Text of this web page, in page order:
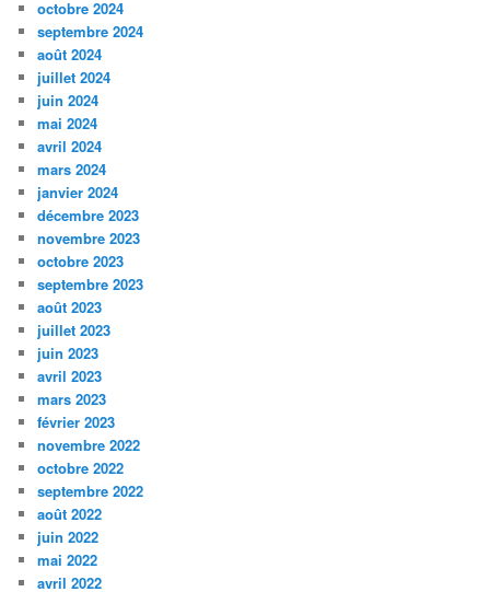
octobre 2024
septembre 2024
août 2024
juillet 2024
juin 2024
mai 2024
avril 2024
mars 2024
janvier 2024
décembre 2023
novembre 2023
octobre 2023
septembre 2023
août 2023
juillet 2023
juin 2023
avril 2023
mars 2023
février 2023
novembre 2022
octobre 2022
septembre 2022
août 2022
juin 2022
mai 2022
avril 2022